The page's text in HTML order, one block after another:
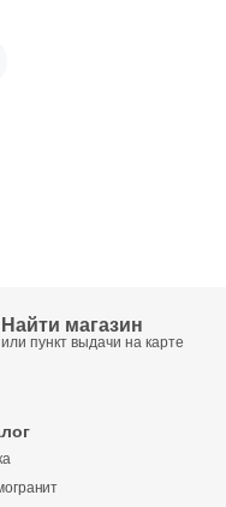
Найти магазин
или пункт выдачи на карте